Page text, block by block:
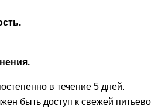
в течение 5 дней.
быть доступ к свежей